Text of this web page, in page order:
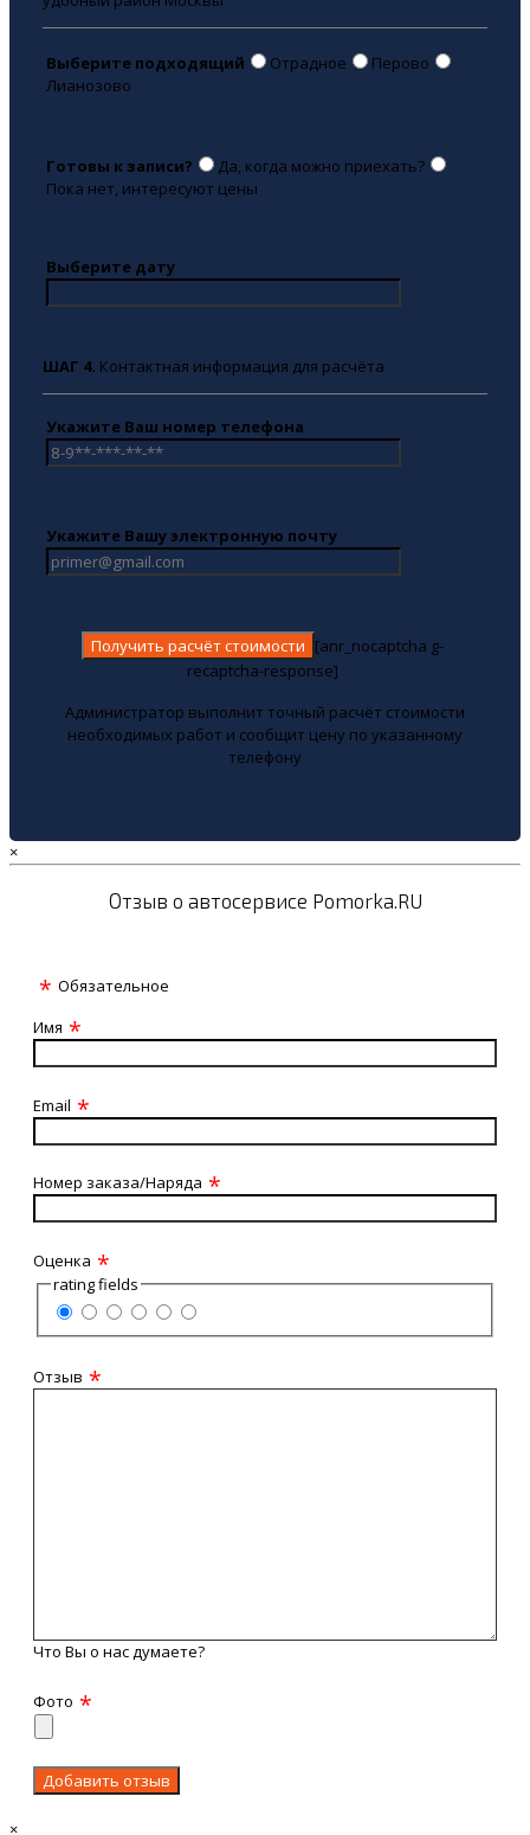
Выберите подходящий Отрадное
Перово
Лианозово
Готовы к записи?
Да, когда можно приехать?
Пока нет, интересуют цены
Выберите дату
ШАГ 4. Контактная информация для расчёта
Укажите Ваш номер телефона
Укажите Вашу электронную почту
[anr_nocaptcha g-
recaptcha-response]
Администратор выполнит точный расчёт стоимости
необходимых работ и сообщит цену по указанному
телефону
×
Отзыв о автосервисе Pomorka.RU
Обязательное
Имя
Email
Номер заказа/Наряда
Оценка
rating fields
Отзыв
Что Вы о нас думаете?
Фото
×